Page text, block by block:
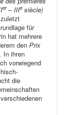
er– IIIe siècle)
für
hat mehrere
denPrix
In ihren
vorwiegend
die